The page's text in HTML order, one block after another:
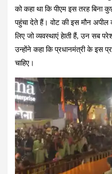
को कहा था कि पीएम इस तरह बिना
पहुंचा देते हैं। वोट की इस मौन अपील
लिए जो व्यवस्थाएं हेाती हैं, उन सब
उन्होंने कहा कि प्रधानमंत्री के इस
चाहिए।